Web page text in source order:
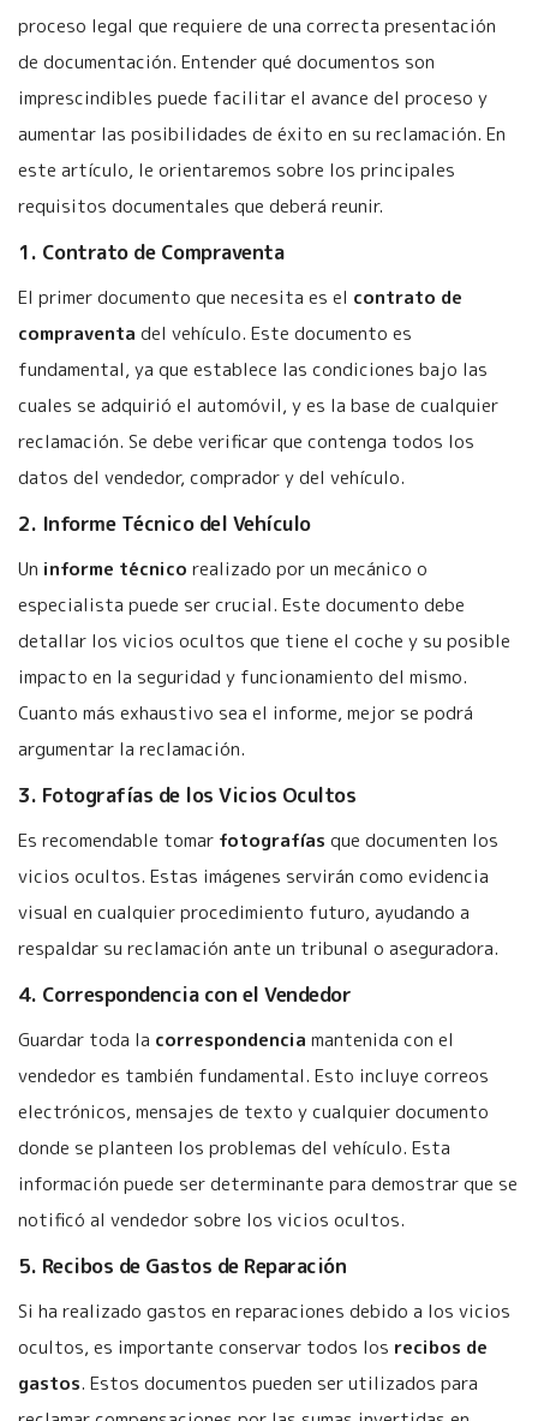
proceso legal que requiere de una correcta presentación
de documentación. Entender qué documentos son
imprescindibles puede facilitar el avance del proceso y
aumentar las posibilidades de éxito en su reclamación. En
este artículo, le orientaremos sobre los principales
requisitos documentales que deberá reunir.
1. Contrato de Compraventa
El primer documento que necesita es el contrato de
compraventa del vehículo. Este documento es
fundamental, ya que establece las condiciones bajo las
cuales se adquirió el automóvil, y es la base de cualquier
reclamación. Se debe verificar que contenga todos los
datos del vendedor, comprador y del vehículo.
2. Informe Técnico del Vehículo
Un informe técnico realizado por un mecánico o
especialista puede ser crucial. Este documento debe
detallar los vicios ocultos que tiene el coche y su posible
impacto en la seguridad y funcionamiento del mismo.
Cuanto más exhaustivo sea el informe, mejor se podrá
argumentar la reclamación.
3. Fotografías de los Vicios Ocultos
Es recomendable tomar fotografías que documenten los
vicios ocultos. Estas imágenes servirán como evidencia
visual en cualquier procedimiento futuro, ayudando a
respaldar su reclamación ante un tribunal o aseguradora.
4. Correspondencia con el Vendedor
Guardar toda la correspondencia mantenida con el
vendedor es también fundamental. Esto incluye correos
electrónicos, mensajes de texto y cualquier documento
donde se planteen los problemas del vehículo. Esta
información puede ser determinante para demostrar que se
notificó al vendedor sobre los vicios ocultos.
5. Recibos de Gastos de Reparación
Si ha realizado gastos en reparaciones debido a los vicios
ocultos, es importante conservar todos los recibos de
gastos. Estos documentos pueden ser utilizados para